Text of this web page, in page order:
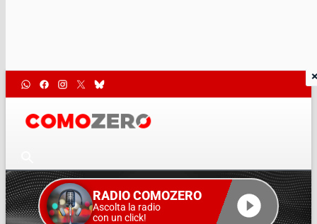
RADIO COMOZERO
Ascolta la radio
con un click!